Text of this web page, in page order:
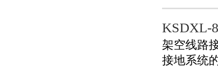
KSDXL-
架空线路
接地系统